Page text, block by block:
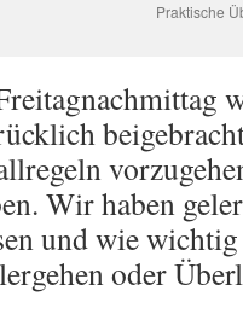
Praktische
Wir haben
und wie
oder